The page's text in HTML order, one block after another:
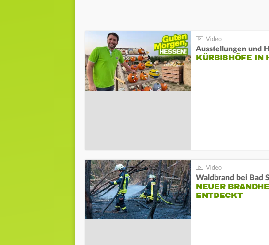
Ausstellungen und
KÜRBISHÖFE IN
Waldbrand bei Bad
NEUER
ENTDECKT